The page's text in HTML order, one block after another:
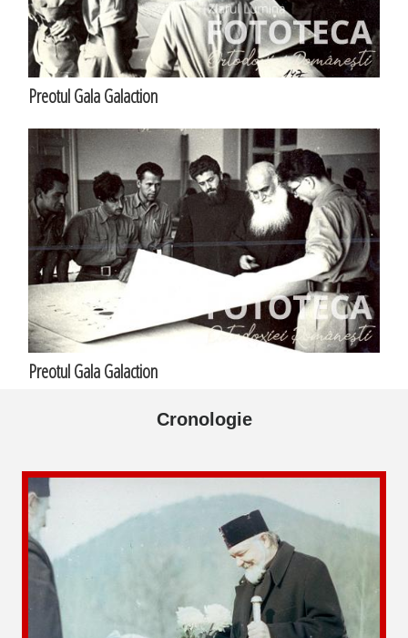
Preotul Gala Galaction
Preotul Gala Galaction
Cronologie